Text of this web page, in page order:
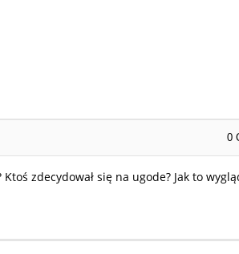
0
zdecydował się na ugode? Jak to